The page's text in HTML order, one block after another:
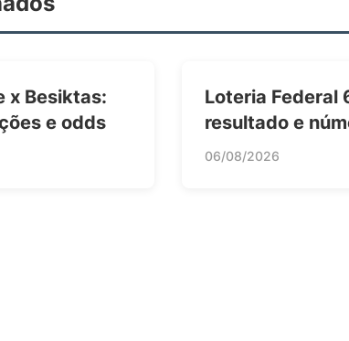
x Besiktas:
e odds
Loteria Federal
resultado e
06/08/2026